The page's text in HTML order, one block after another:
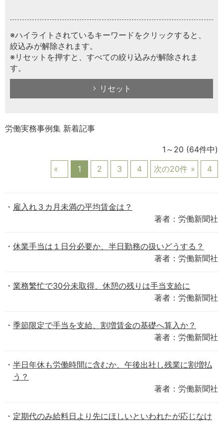
※ハイライトされているキーワードをクリックすると、
絞込みが解除されます。
※リセットを押すと、すべての絞り込みが解除されま
す。
リセット
労働実務事例集 新着記事
1～20 (64件中)
1
2 3 4 次の20件 4
雇入れ３カ月未満の平均賃金は？
著者：労働新聞社
休業手当は１日分必要か、半日勤務の扱いどうする？
著者：労働新聞社
業務繁忙で30分未取得、休憩の残りは手当支給に
著者：労働新聞社
季節限定で手当を支給、割増賃金の基礎へ算入か？
著者：労働新聞社
半日年休も労働時間に含むか、午後出社し残業に割増払
う？
著者：労働新聞社
定期代のみ給料日より先にほしいといわれたが応じなけ